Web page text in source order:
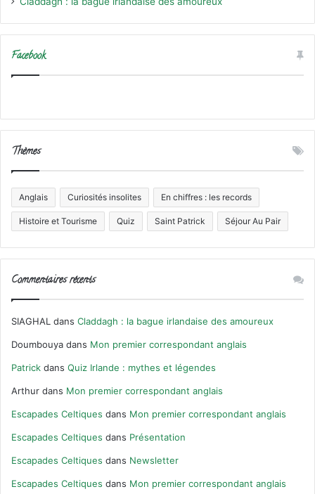
Facebook
Thèmes
Anglais Curiosités insolites En chiffres : les records
Histoire et Tourisme Quiz Saint Patrick Séjour Au Pair
Commentaires récents
SIAGHAL dans Claddagh : la bague irlandaise des amoureux
Doumbouya dans Mon premier correspondant anglais
Patrick dans Quiz Irlande : mythes et légendes
Arthur dans Mon premier correspondant anglais
Escapades Celtiques dans Mon premier correspondant anglais
Escapades Celtiques dans Présentation
Escapades Celtiques dans Newsletter
Escapades Celtiques dans Mon premier correspondant anglais